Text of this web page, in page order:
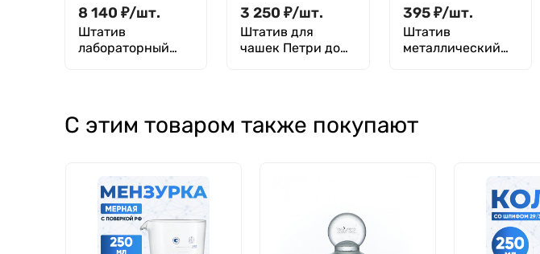
8 140 ₽/шт.
Штатив
лабораторный
3 250 ₽/шт.
Штатив для
чашек Петри до
395₽/шт.
Штатив
металлический
С этим товаром также покупают